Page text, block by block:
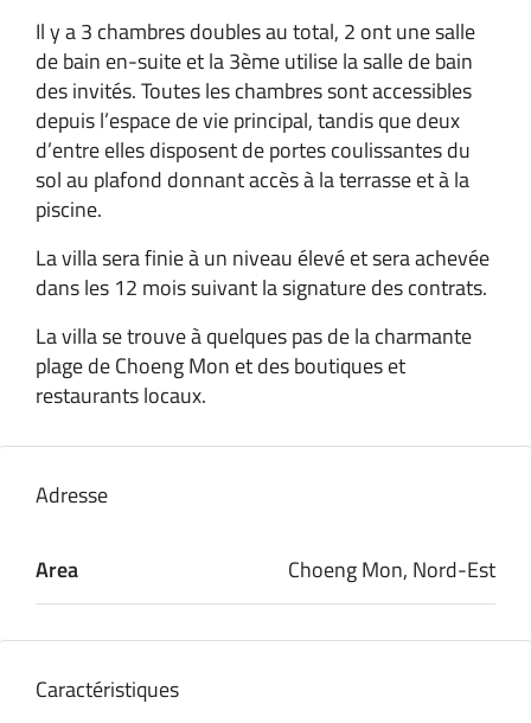
Il y a 3 chambres doubles au total, 2 ont une salle
de bain en-suite et la 3ème utilise la salle de bain
des invités. Toutes les chambres sont accessibles
depuis l’espace de vie principal, tandis que deux
d’entre elles disposent de portes coulissantes du
sol au plafond donnant accès à la terrasse et à la
piscine.
La villa sera finie à un niveau élevé et sera achevée
dans les 12 mois suivant la signature des contrats.
La villa se trouve à quelques pas de la charmante
plage de Choeng Mon et des boutiques et
restaurants locaux.
Adresse
Area Choeng Mon, Nord-Est
Caractéristiques